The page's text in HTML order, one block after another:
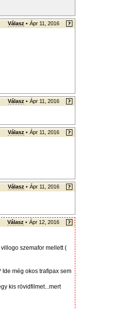
Válasz • Ápr 11, 2016
Válasz • Ápr 11, 2016
Válasz • Ápr 11, 2016
Válasz • Ápr 11, 2016
Válasz • Ápr 12, 2016
szemafor mellett (
még okos trafipax sem
kis rövidfilmet...mert